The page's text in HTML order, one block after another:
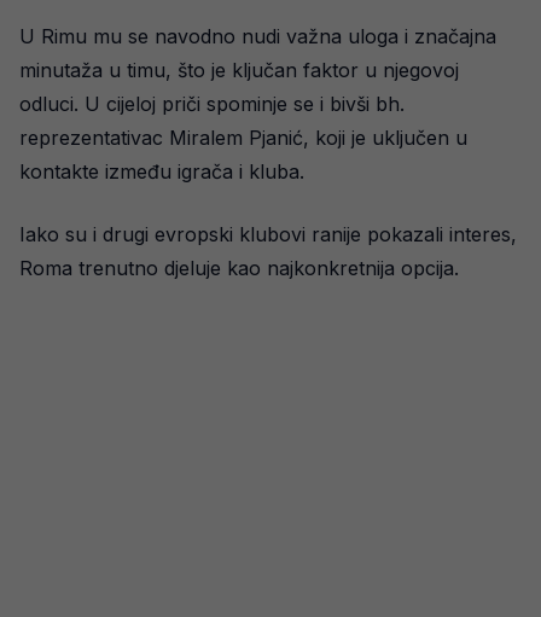
U Rimu mu se navodno nudi važna uloga i značajna
minutaža u timu, što je ključan faktor u njegovoj
odluci. U cijeloj priči spominje se i bivši bh.
reprezentativac Miralem Pjanić, koji je uključen u
kontakte između igrača i kluba.
Iako su i drugi evropski klubovi ranije pokazali interes,
Roma trenutno djeluje kao najkonkretnija opcija.